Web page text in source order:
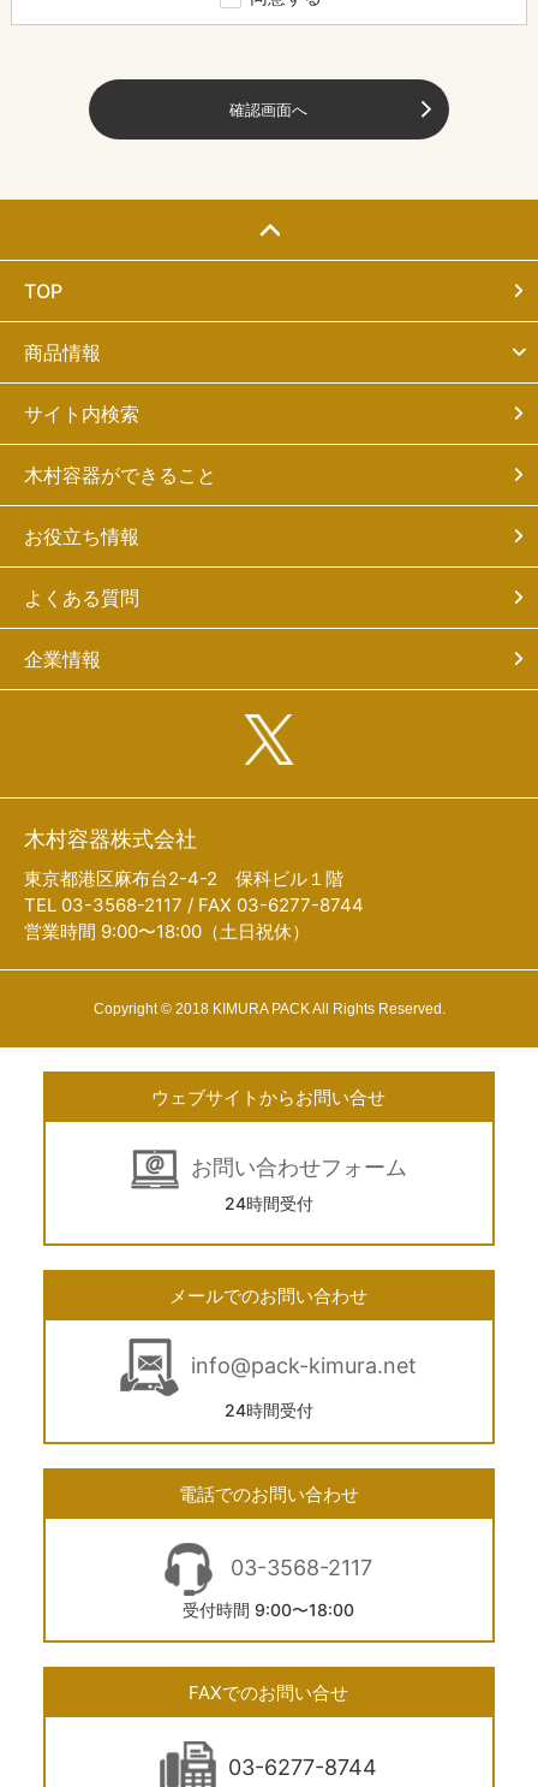
TOP
商品情報
サイト内検索
木村容器ができること
お役立ち情報
よくある質問
企業情報
木村容器株式会社
東京都港区麻布台2-4-2 保科ビル１階
TEL 03-3568-2117 / FAX 03-6277-8744
営業時間 9:00〜18:00（土日祝休）
Copyright © 2018 KIMURA PACK All Rights Reserved.
ウェブサイトからお問い合せ
お問い合わせフォーム
24時間受付
メールでのお問い合わせ
info@pack-kimura.net
24時間受付
電話でのお問い合わせ
03-3568-2117
受付時間 9:00〜18:00
FAXでのお問い合せ
03-6277-8744